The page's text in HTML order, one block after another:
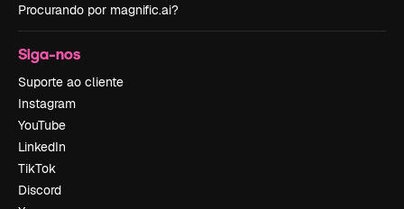
Procurando por magnific.ai?
Siga-nos
Suporte ao cliente
Instagram
YouTube
LinkedIn
TikTok
Discord